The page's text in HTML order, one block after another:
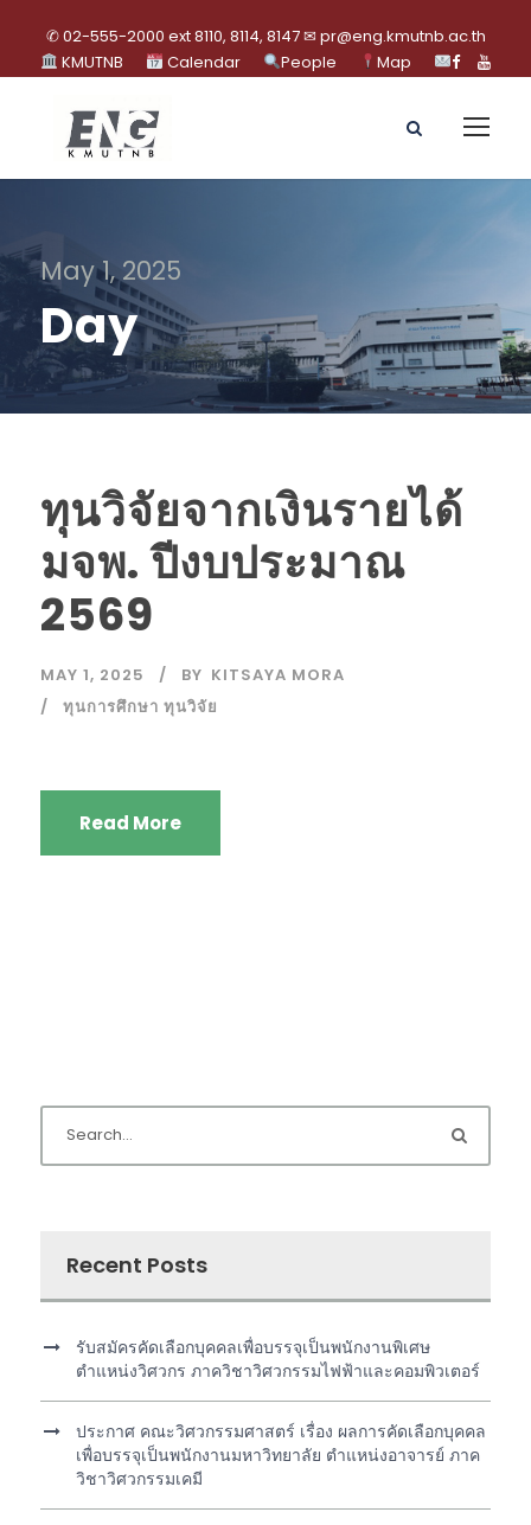
✆ 02-555-2000 ext 8110, 8114, 8147 ✉ pr@eng.kmutnb.ac.th
KMUTNB
Calendar People Map
May 1, 2025
Day
ทุนวิจัยจากเงินรายได้
มจพ. ปีงบประมาณ
2569
MAY 1, 2025 BY KITSAYA MORA
ทุนการศึกษา ทุนวิจัย
Read More
Recent Posts
รับสมัครคัดเลือกบุคคลเพื่อบรรจุเป็นพนักงานพิเศษ
ตำแหน่งวิศวกร ภาควิชาวิศวกรรมไฟฟ้าและคอมพิวเตอร์
ประกาศ คณะวิศวกรรมศาสตร์ เรื่อง ผลการคัดเลือกบุคคล
เพื่อบรรจุเป็นพนักงานมหาวิทยาลัย ตำแหน่งอาจารย์ ภาค
วิชาวิศวกรรมเคมี